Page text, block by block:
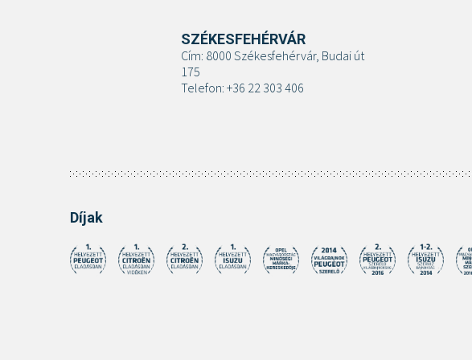
SZÉKESFEHÉRVÁR
Cím: 8000 Székesfehérvár, Budai út
175
Telefon: +36 22 303 406
Díjak